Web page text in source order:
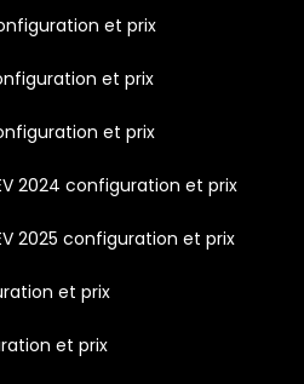
et prix
et prix
et prix
2024 configuration et prix
2025 configuration et prix
et prix
et prix